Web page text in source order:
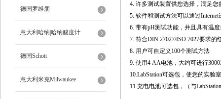
德国罗维朋
意大利哈纳|哈纳酸度计
德国Schott
意大利米克Milwaukee
4. 许多测试装置供您选择，满足您
5. 软件和测试方法可以通过Internet
6. 带有pH测试功能，并且具有温
7. 符合DIN 27027/ISO 7027要求的
8. 用户可自定义100个测试方法
9. 使用4 AA电池，大约可进行
10.LabStation可选包，使您的实验
11.充电电池可选包，（与